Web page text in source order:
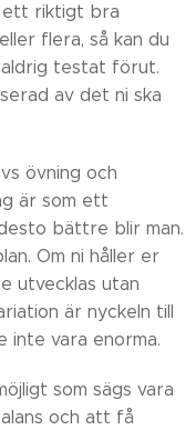
ett riktigt bra
flera, så kan du
aldrig testat förut.
av det ni ska
övning och
är som ett
bättre blir man.
Om ni håller er
utvecklas utan
är nyckeln till
inte vara enorma.
som sägs vara
och att få